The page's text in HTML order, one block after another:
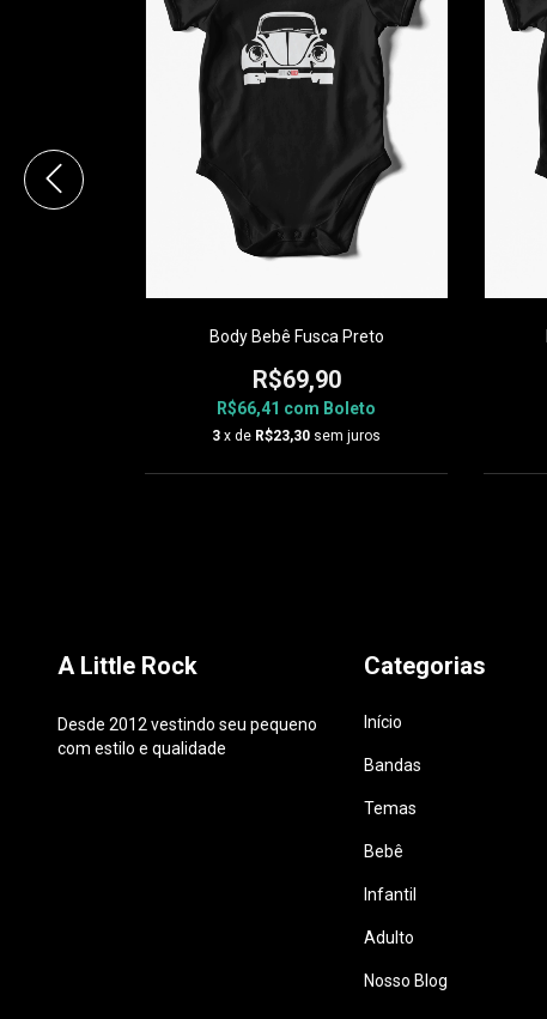
Body Bebê Fusca Preto
R$69,90
R$66,41 com Boleto
3 x de R$23,30 sem juros
A Little Rock
Desde 2012 vestindo seu pequeno
com estilo e qualidade
Categorias
Início
Bandas
Temas
Bebê
Infantil
Adulto
Nosso Blog